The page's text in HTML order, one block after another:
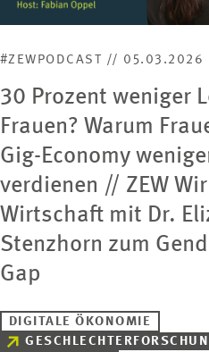
#ZEWPODCAST // 05.03.2026
30 Prozent weniger
Frauen? Warum
Gig-Economy
verdienen // ZEW
Wirtschaft mit Dr.
Stenzhorn zum
Gap
DIGITALE ÖKONOMIE